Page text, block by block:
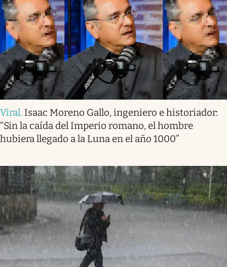
Viral. Isaac Moreno Gallo, ingeniero e historiador:
“Sin la caída del Imperio romano, el hombre
hubiera llegado a la Luna en el año 1000”